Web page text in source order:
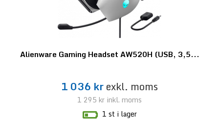
Alienware Gaming Headset AW520H (USB, 3,5...
1 036 krexkl. moms
1 295 kr inkl. moms
1 st i lager